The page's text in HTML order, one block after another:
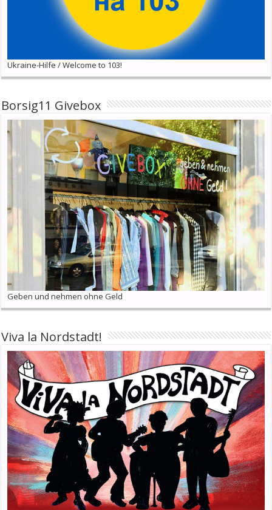
Ukraine-Hilfe / Welcome to 103!
Borsig11 Givebox
Geben und nehmen ohne Geld
Viva la Nordstadt!